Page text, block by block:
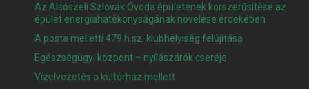
Az Alsószeli Szlovák Óvoda épületének korszerűsítése az
épület energiahatékonyságának növelése érdekében
A posta melletti 479 h.sz. klubhelyiség felújítása
Egészségügyi központ – nyílászárók cseréje
Vízelvezetés a kultúrház mellett